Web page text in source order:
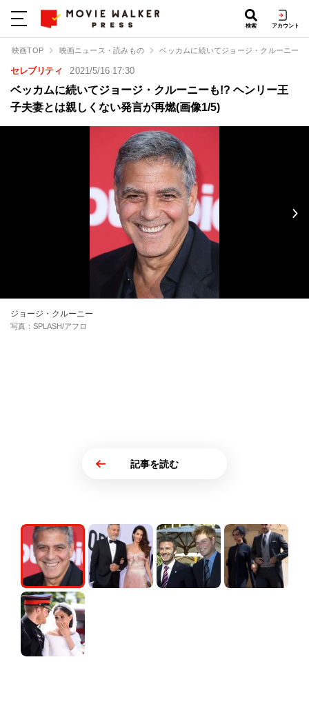
検索 アカウント
映画TOP 映画ニュース・読みもの ベッカムに続いてジョージ・クルーニー
セレブリティ 2021/5/16 17:30
ベッカムに続いてジョージ・クルーニーも!? ヘンリー王
子夫妻とは親しくない発言が再燃(画像1/5)
ジョージ・クルーニー
写真：SPLASH/アフロ
記事を読む